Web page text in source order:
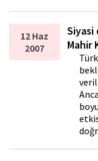
12 Haz
2007
Mahir